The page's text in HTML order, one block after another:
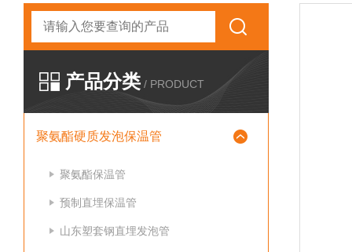
产品分类 / PRODUCT
聚氨酯硬质发泡保温管
聚氨酯保温管
预制直埋保温管
山东塑套钢直埋发泡管